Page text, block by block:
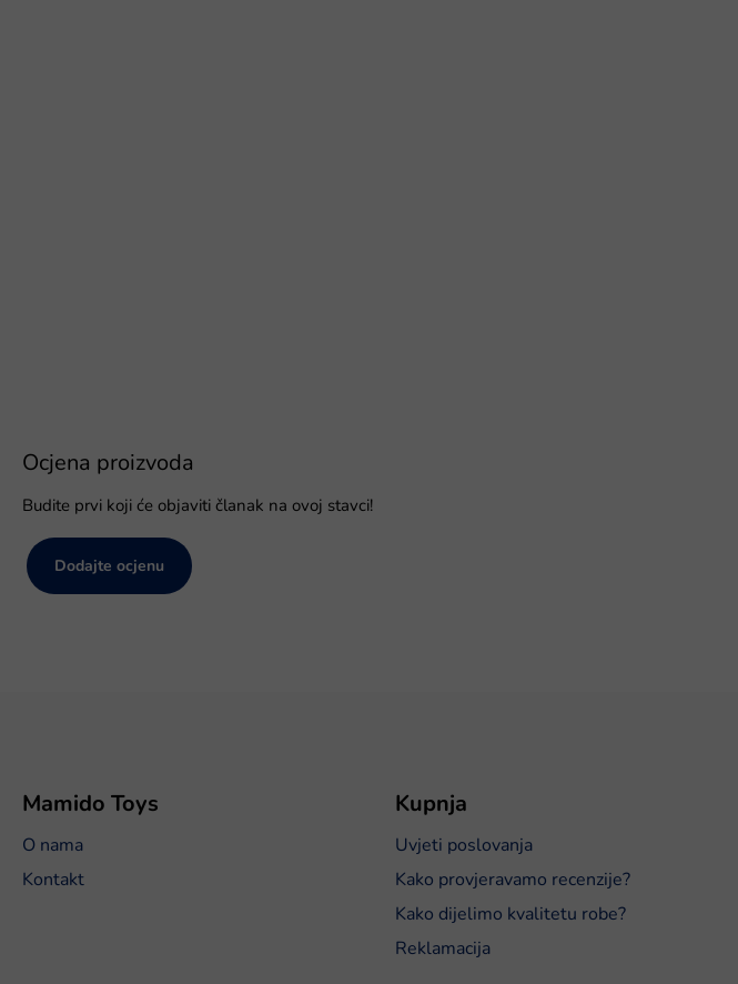
Ocjena proizvoda
Budite prvi koji će objaviti članak na ovoj stavci!
Dodajte ocjenu
Mamido Toys
O nama
Kontakt
Kupnja
Uvjeti poslovanja
Kako provjeravamo recenzije?
Kako dijelimo kvalitetu robe?
Reklamacija